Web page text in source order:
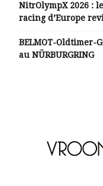
NitrOlympX 2026 :
racing d’Europe
BELMOT-Oldtimer-
au NÜRBURGRING